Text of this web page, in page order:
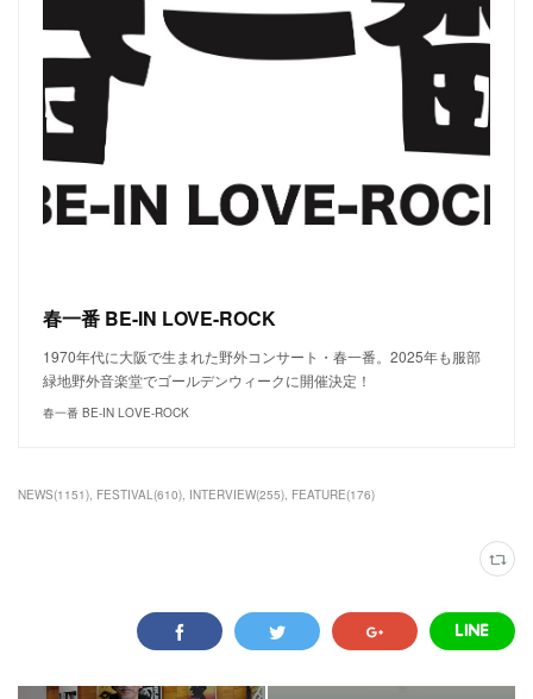
春一番 BE-IN LOVE-ROCK
1970年代に大阪で生まれた野外コンサート・春一番。2025年も服部
緑地野外音楽堂でゴールデンウィークに開催決定！
春一番 BE-IN LOVE-ROCK
NEWS(1151) FESTIVAL(610) INTERVIEW(255) FEATURE(176)